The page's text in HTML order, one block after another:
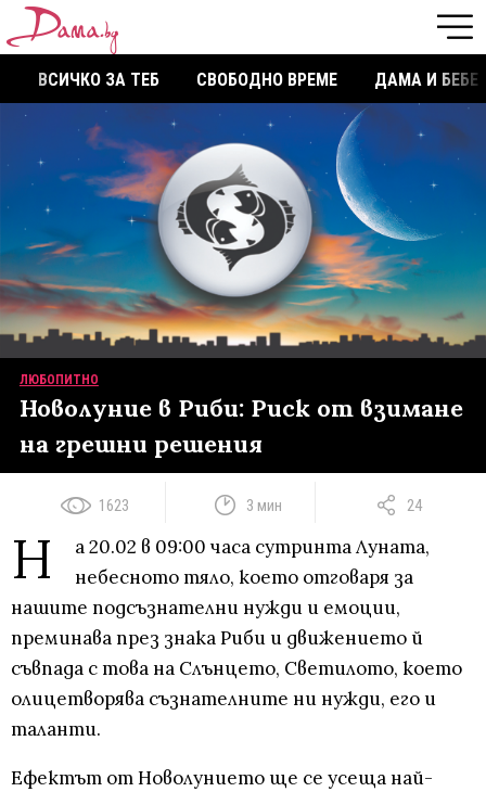
ВСИЧКО ЗА ТЕБ СВОБОДНО ВРЕМЕ ДАМА И БЕБЕ
ЛЮБОПИТНО
Новолуние в Риби: Риск от взимане
на грешни решения
1623 3 мин 24
Н
а 20.02 в 09:00 часа сутринта Луната,
небесното тяло, което отговаря за
нашите подсъзнателни нужди и емоции,
преминава през знака Риби и движението й
съвпада с това на Слънцето, Светилото, което
олицетворява съзнателните ни нужди, его и
таланти.
Ефектът от Новолунието ще се усеща най-